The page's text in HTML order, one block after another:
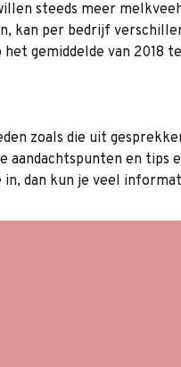
steeds meer
kan per bedrijf
gemiddelde van 2018
zoals die uit
aandachtspunten en
dan kun je veel